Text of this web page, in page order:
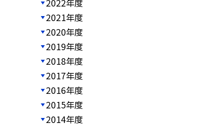
2022年度
2021年度
2020年度
2019年度
2018年度
2017年度
2016年度
2015年度
2014年度